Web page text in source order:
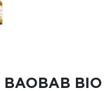
BAOBAB BIO